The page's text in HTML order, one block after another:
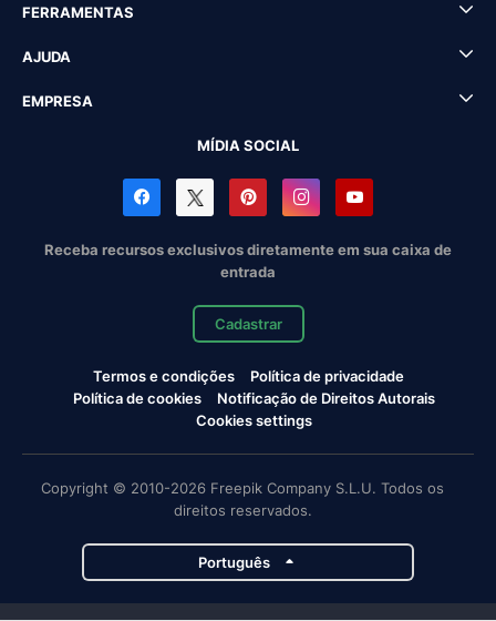
FERRAMENTAS
AJUDA
EMPRESA
MÍDIA SOCIAL
Receba recursos exclusivos diretamente em sua caixa de
entrada
Cadastrar
Termos e condições
Política de privacidade
Política de cookies
Notificação de Direitos Autorais
Cookies settings
Copyright © 2010-2026 Freepik Company S.L.U. Todos os
direitos reservados.
Português